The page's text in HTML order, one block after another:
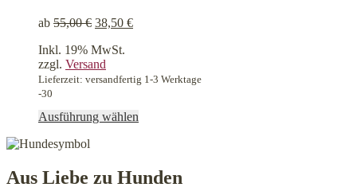
gewählt
ab 55,00€ 38,50 €
Inkl. 19% MwSt.
zzgl. Versand
Lieferzeit: versandfertig 1-3 Werktage
-30
Ausführung wählen
Varianten
auf.
Aus Liebe zu Hunden